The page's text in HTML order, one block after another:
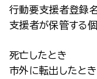
行動要支援者登録
支援者が保管する
死亡したとき
市外に転出したとき